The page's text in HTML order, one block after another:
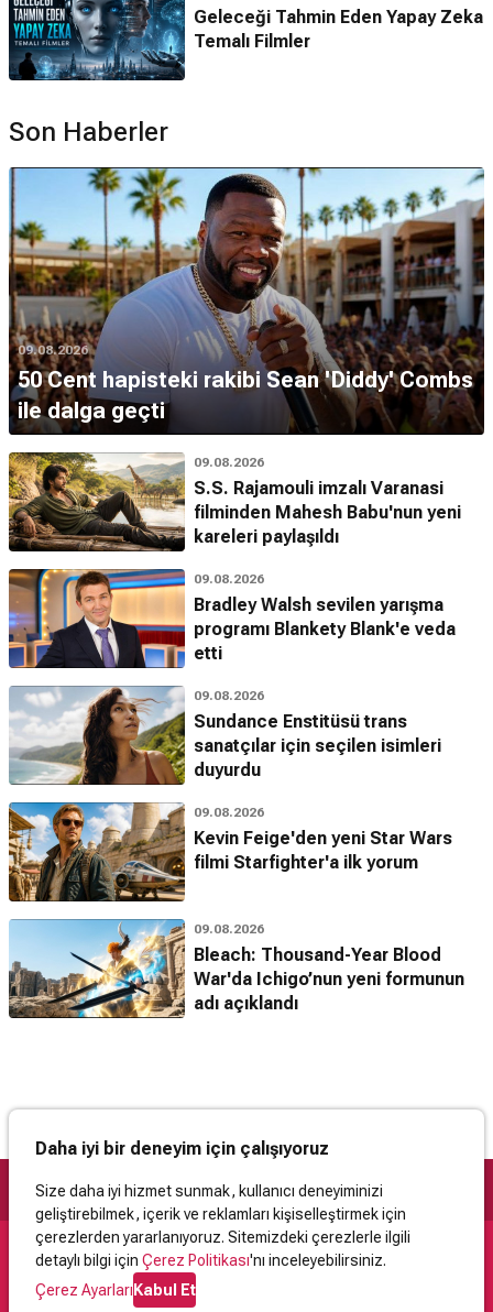
Geleceği Tahmin Eden Yapay Zeka
Temalı Filmler
Son Haberler
09.08.2026
50 Cent hapisteki rakibi Sean 'Diddy' Combs
ile dalga geçti
09.08.2026
S.S. Rajamouli imzalı Varanasi
filminden Mahesh Babu'nun yeni
kareleri paylaşıldı
09.08.2026
Bradley Walsh sevilen yarışma
programı Blankety Blank'e veda
etti
09.08.2026
Sundance Enstitüsü trans
sanatçılar için seçilen isimleri
duyurdu
09.08.2026
Kevin Feige'den yeni Star Wars
filmi Starfighter'a ilk yorum
09.08.2026
Bleach: Thousand-Year Blood
War'da Ichigo’nun yeni formunun
adı açıklandı
Daha iyi bir deneyim için çalışıyoruz
Size daha iyi hizmet sunmak, kullanıcı deneyiminizi
geliştirebilmek, içerik ve reklamları kişiselleştirmek için
çerezlerden yararlanıyoruz. Sitemizdeki çerezlerle ilgili
detaylı bilgi için Çerez Politikası'nı inceleyebilirsiniz.
Çerez AyarlarıKabul Et
Destek
İletişimYardımKullanıcı Sözleşmesi